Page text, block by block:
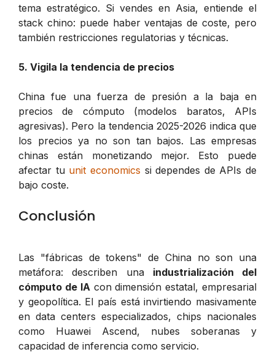
tema estratégico. Si vendes en Asia, entiende el
stack chino: puede haber ventajas de coste, pero
también restricciones regulatorias y técnicas.
5. Vigila la tendencia de precios
China fue una fuerza de presión a la baja en
precios de cómputo (modelos baratos, APIs
agresivas). Pero la tendencia 2025-2026 indica que
los precios ya no son tan bajos. Las empresas
chinas están monetizando mejor. Esto puede
afectar tu unit economics si dependes de APIs de
bajo coste.
Conclusión
Las "fábricas de tokens" de China no son una
metáfora: describen una industrialización del
cómputo de IA con dimensión estatal, empresarial
y geopolítica. El país está invirtiendo masivamente
en data centers especializados, chips nacionales
como Huawei Ascend, nubes soberanas y
capacidad de inferencia como servicio.